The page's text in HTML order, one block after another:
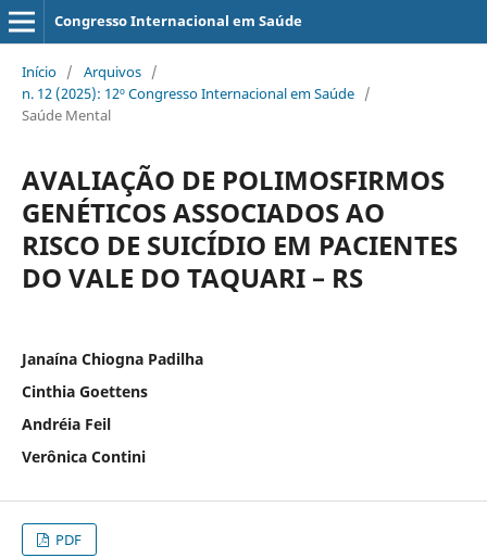
Congresso Internacional em Saúde
Início / Arquivos /
n. 12 (2025): 12º Congresso Internacional em Saúde /
Saúde Mental
AVALIAÇÃO DE POLIMOSFIRMOS
GENÉTICOS ASSOCIADOS AO
RISCO DE SUICÍDIO EM PACIENTES
DO VALE DO TAQUARI – RS
Janaína Chiogna Padilha
Cinthia Goettens
Andréia Feil
Verônica Contini
PDF